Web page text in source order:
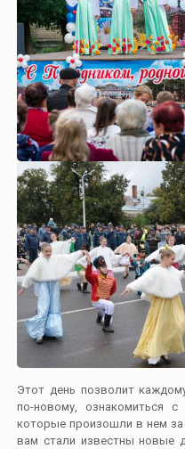
Этот день позволит
по-новому, ознакомиться
которые произошли в нем
вам стали известны новые